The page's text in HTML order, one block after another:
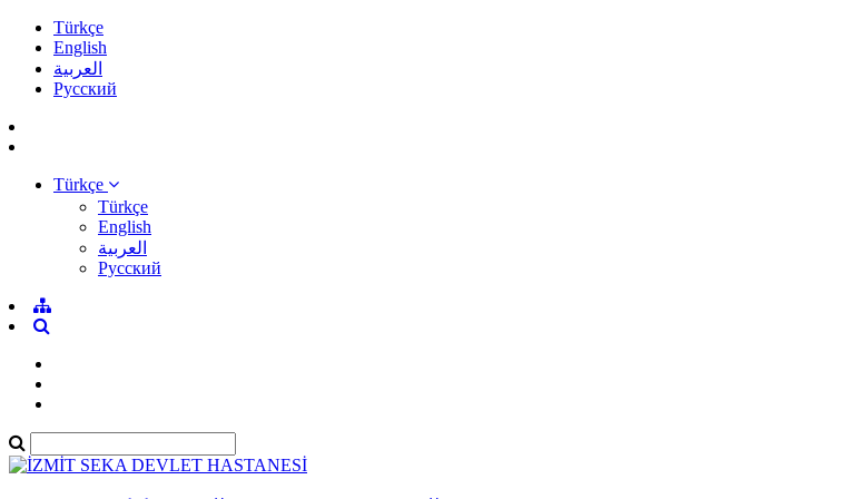
Türkçe
English
العربية
Pусский
Türkçe
Türkçe
English
العربية
Pусский